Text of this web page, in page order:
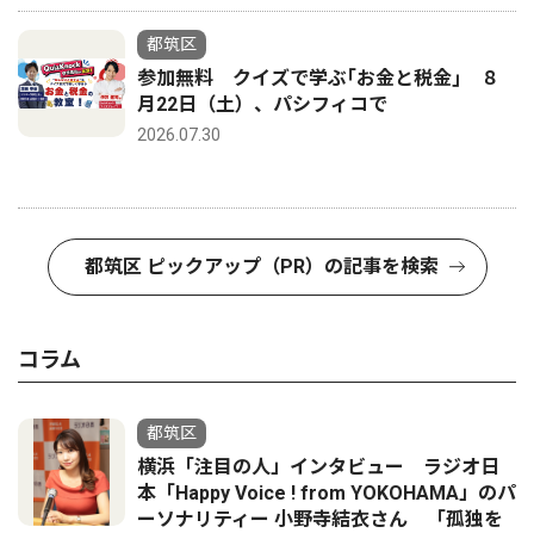
都筑区
参加無料 クイズで学ぶ｢お金と税金｣ ８
月22日（土）、パシフィコで
2026.07.30
都筑区 ピックアップ（PR）の記事を検索
コラム
都筑区
横浜「注目の人」インタビュー ラジオ日
本「Happy Voice ! from YOKOHAMA」のパ
ーソナリティー 小野寺結衣さん 「孤独を